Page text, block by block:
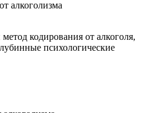
кодирования от алкоголя,
психологические